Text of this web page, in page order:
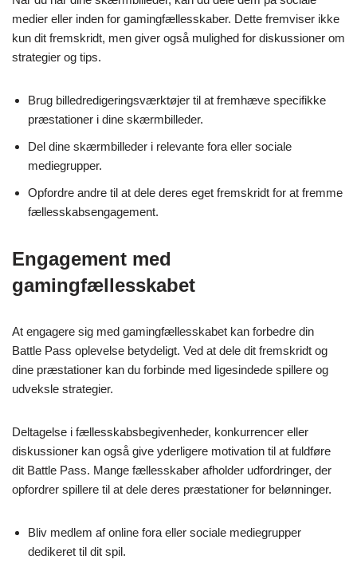
medier eller inden for gamingfællesskaber. Dette fremviser ikke
kun dit fremskridt, men giver også mulighed for diskussioner om
strategier og tips.
Brug billedredigeringsværktøjer til at fremhæve specifikke
præstationer i dine skærmbilleder.
Del dine skærmbilleder i relevante fora eller sociale
mediegrupper.
Opfordre andre til at dele deres eget fremskridt for at fremme
fællesskabsengagement.
Engagement med
gamingfællesskabet
At engagere sig med gamingfællesskabet kan forbedre din
Battle Pass oplevelse betydeligt. Ved at dele dit fremskridt og
dine præstationer kan du forbinde med ligesindede spillere og
udveksle strategier.
Deltagelse i fællesskabsbegivenheder, konkurrencer eller
diskussioner kan også give yderligere motivation til at fuldføre
dit Battle Pass. Mange fællesskaber afholder udfordringer, der
opfordrer spillere til at dele deres præstationer for belønninger.
Bliv medlem af online fora eller sociale mediegrupper
dedikeret til dit spil.